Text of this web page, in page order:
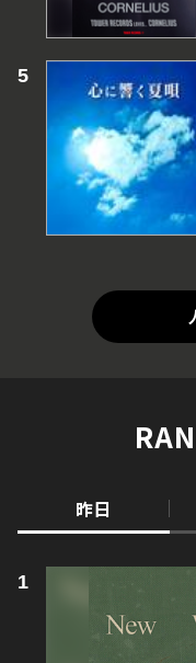
昨日